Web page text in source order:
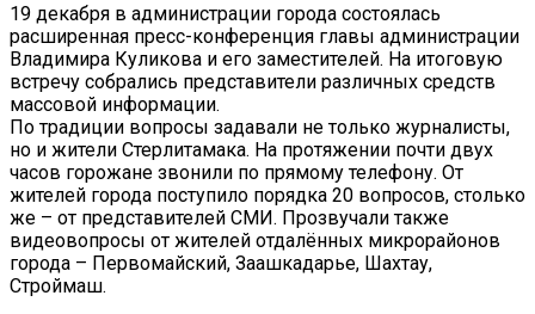
19 декабря в администрации города состоялась
расширенная пресс-конференция главы администрации
Владимира Куликова и его заместителей. На итоговую
встречу собрались представители различных средств
массовой информации.
По традиции вопросы задавали не только журналисты,
но и жители Стерлитамака. На протяжении почти двух
часов горожане звонили по прямому телефону. От
жителей города поступило порядка 20 вопросов, столько
же – от представителей СМИ. Прозвучали также
видеовопросы от жителей отдалённых микрорайонов
города – Первомайский, Заашкадарье, Шахтау,
Строймаш.